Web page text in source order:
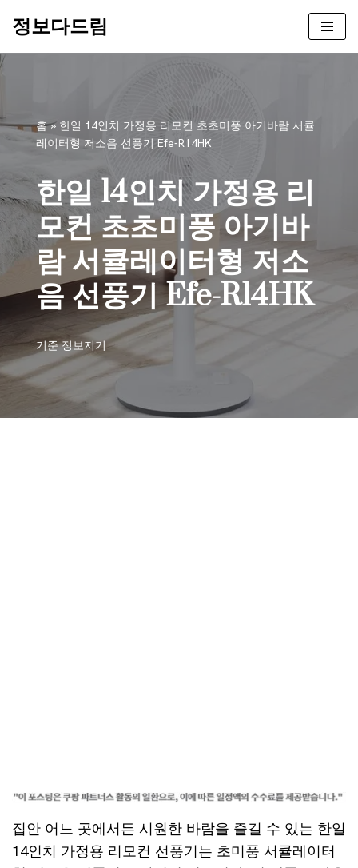
건
기
정보다드림
홈» 한일 14인치 가정용 리모컨 초초미풍 아기바람 서큘
레이터형 저소음 선풍기 Efe-R14HK
한일 14인치 가정용 리
모컨 초초미풍 아기바
람 서큘레이터형 저소
음 선풍기 Efe-R14HK
기준정보지기
집안 어느 곳에서든 시원한 바람을 즐길 수 있는 한일
14인치 가정용 리모컨 선풍기는 초미풍 서큘레이터